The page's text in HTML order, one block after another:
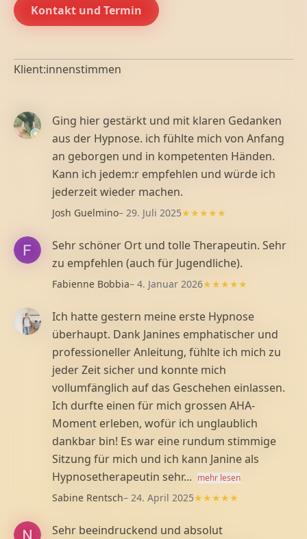
Kontakt und Termin
Klient:innenstimmen
Ging hier gestärkt und mit klaren Gedanken
aus der Hypnose. ich fühlte mich von Anfang
an geborgen und in kompetenten Händen.
Kann ich jedem:r empfehlen und würde ich
jederzeit wieder machen.
Josh Guelmino– 29. Juli 2025★★★★★
Sehr schöner Ort und tolle Therapeutin. Sehr
zu empfehlen (auch für Jugendliche).
Fabienne Bobbia– 4. Januar 2026★★★★★
Ich hatte gestern meine erste Hypnose
überhaupt. Dank Janines emphatischer und
professioneller Anleitung, fühlte ich mich zu
jeder Zeit sicher und konnte mich
vollumfänglich auf das Geschehen einlassen.
Ich durfte einen für mich grossen AHA-
Moment erleben, wofür ich unglaublich
dankbar bin! Es war eine rundum stimmige
Sitzung für mich und ich kann Janine als
Hypnosetherapeutin sehr... mehr lesen
Sabine Rentsch– 24. April 2025★★★★★
Sehr beeindruckend und absolut